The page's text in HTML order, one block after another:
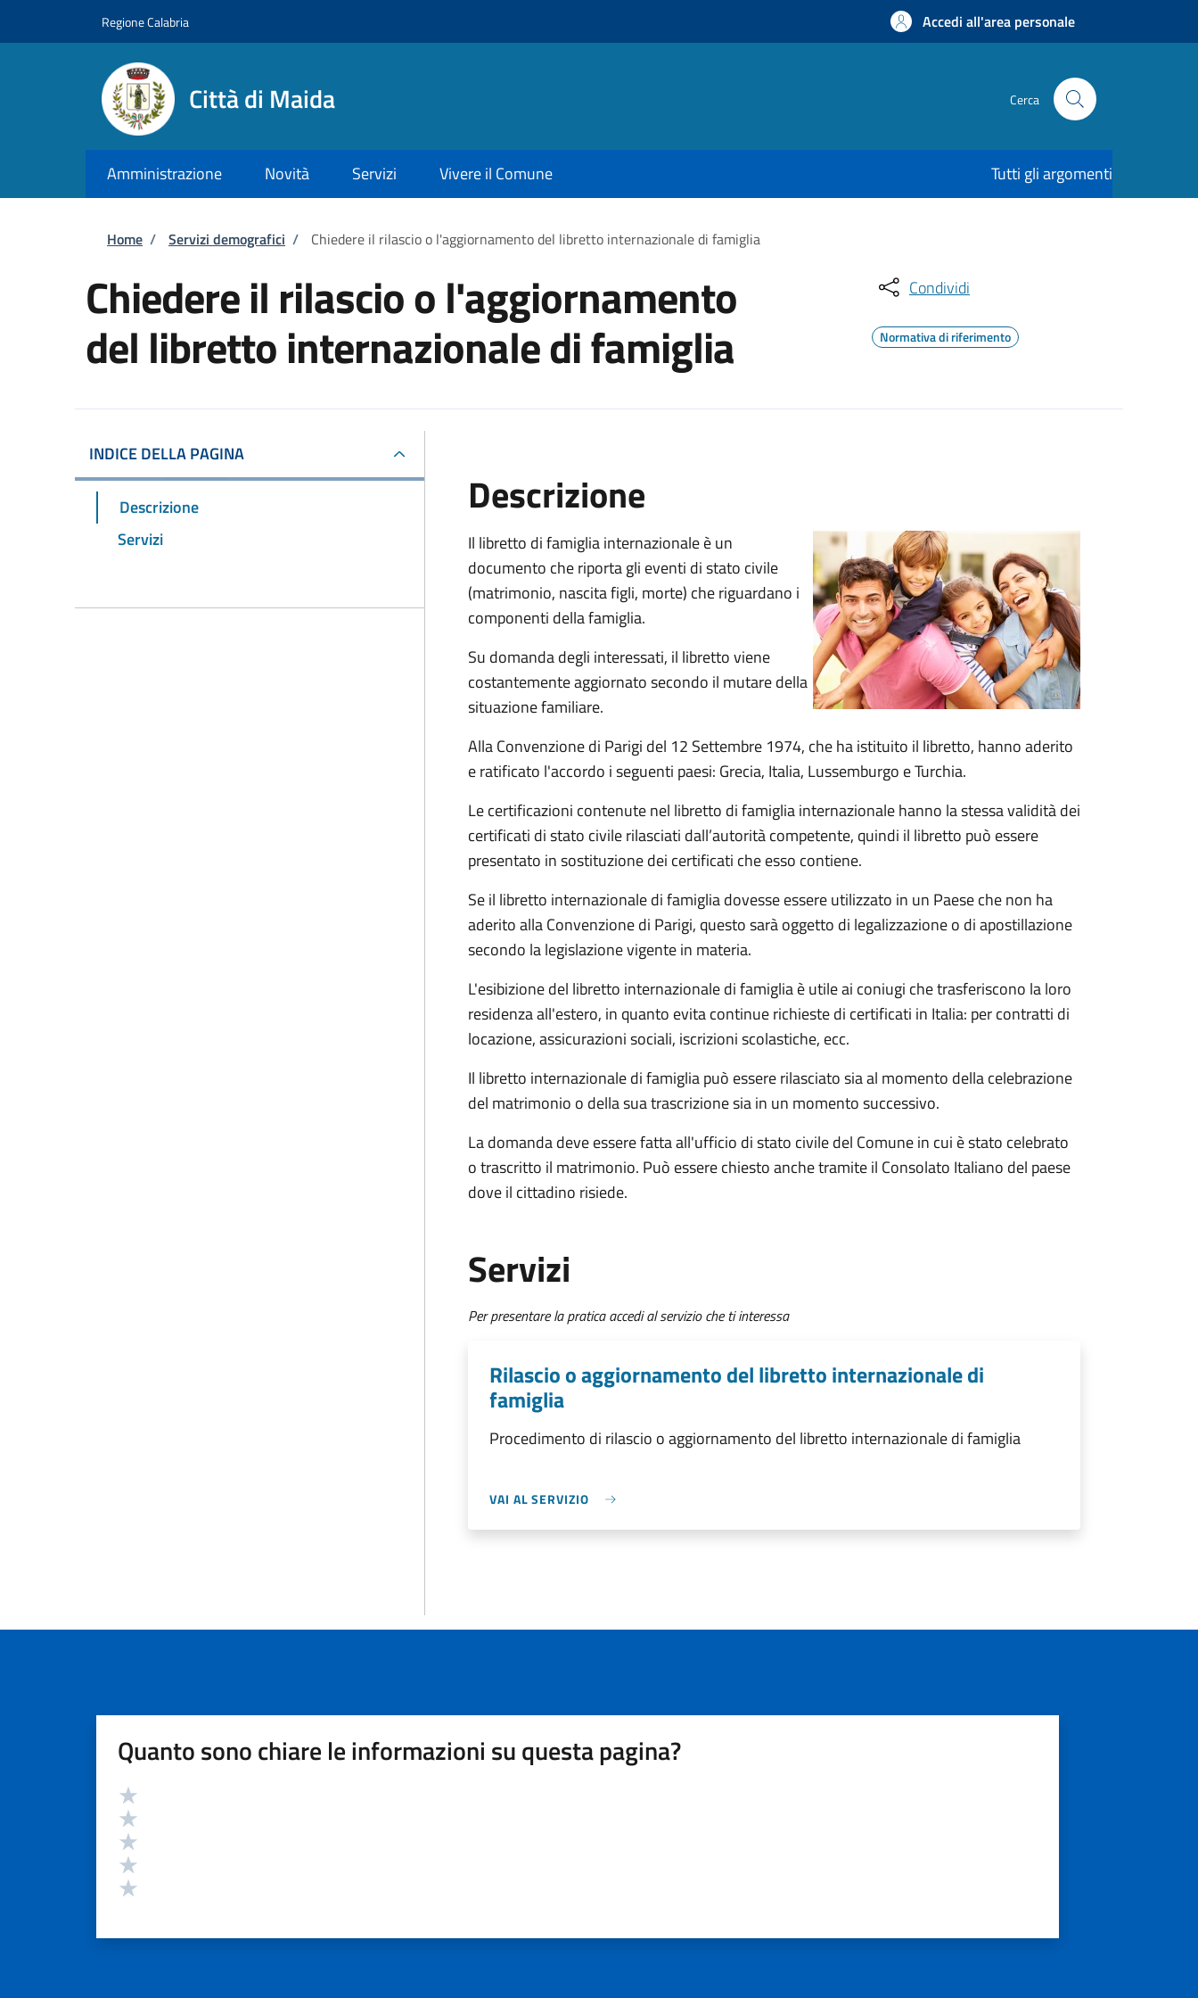
Regione Calabria Accedi all'area personale
Città di Maida Cerca
Amministrazione Novità Servizi Vivere il Comune Tutti gli argomenti
Briciole di pane
Home / Servizi demografici / Chiedere il rilascio o l'aggiornamento del libretto internazionale di famiglia
Chiedere il rilascio o l'aggiornamento
del libretto internazionale di famiglia
Condividi
Normativa di riferimento
INDICE DELLA PAGINA
Descrizione
Servizi
Descrizione
Il libretto di famiglia internazionale è un
documento che riporta gli eventi di stato civile
(matrimonio, nascita figli, morte) che riguardano i
componenti della famiglia.
Su domanda degli interessati, il libretto viene
costantemente aggiornato secondo il mutare della
situazione familiare.
Alla Convenzione di Parigi del 12 Settembre 1974, che ha istituito il libretto, hanno aderito
e ratificato l'accordo i seguenti paesi: Grecia, Italia, Lussemburgo e Turchia.
Le certificazioni contenute nel libretto di famiglia internazionale hanno la stessa validità dei
certificati di stato civile rilasciati dall’autorità competente, quindi il libretto può essere
presentato in sostituzione dei certificati che esso contiene.
Se il libretto internazionale di famiglia dovesse essere utilizzato in un Paese che non ha
aderito alla Convenzione di Parigi, questo sarà oggetto di legalizzazione o di apostillazione
secondo la legislazione vigente in materia.
L'esibizione del libretto internazionale di famiglia è utile ai coniugi che trasferiscono la loro
residenza all'estero, in quanto evita continue richieste di certificati in Italia: per contratti di
locazione, assicurazioni sociali, iscrizioni scolastiche, ecc.
Il libretto internazionale di famiglia può essere rilasciato sia al momento della celebrazione
del matrimonio o della sua trascrizione sia in un momento successivo.
La domanda deve essere fatta all'ufficio di stato civile del Comune in cui è stato celebrato
o trascritto il matrimonio. Può essere chiesto anche tramite il Consolato Italiano del paese
dove il cittadino risiede.
Servizi
Per presentare la pratica accedi al servizio che ti interessa
Rilascio o aggiornamento del libretto internazionale di
famiglia
Procedimento di rilascio o aggiornamento del libretto internazionale di famiglia
VAI AL SERVIZIO
Quanto sono chiare le informazioni su questa pagina?
Valutazione